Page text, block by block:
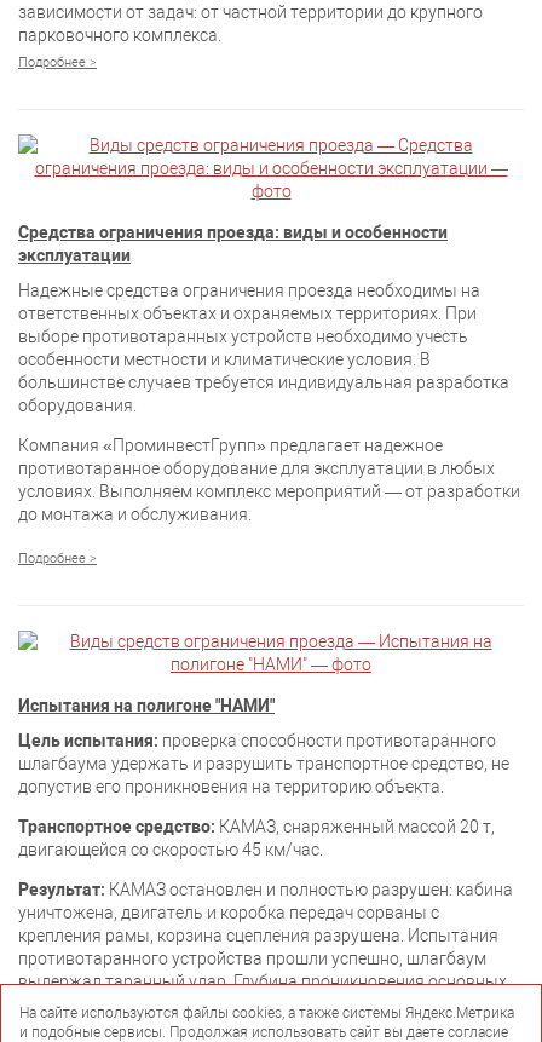
зависимости от задач: от частной территории до крупного
парковочного комплекса.
Подробнее >
Средства ограничения проезда: виды и особенности
эксплуатации
Надежные средства ограничения проезда необходимы на
ответственных объектах и охраняемых территориях. При
выборе противотаранных устройств необходимо учесть
особенности местности и климатические условия. В
большинстве случаев требуется индивидуальная разработка
оборудования.
Компания «ПроминвестГрупп» предлагает надежное
противотаранное оборудование для эксплуатации в любых
условиях. Выполняем комплекс мероприятий — от разработки
до монтажа и обслуживания.
Подробнее >
Испытания на полигоне "НАМИ"
Цель испытания: проверка способности противотаранного
шлагбаума удержать и разрушить транспортное средство, не
допустив его проникновения на территорию объекта.
Транспортное средство: КАМАЗ, снаряженный массой 20 т,
двигающейся со скоростью 45 км/час.
Результат: КАМАЗ остановлен и полностью разрушен: кабина
уничтожена, двигатель и коробка передач сорваны с
крепления рамы, корзина сцепления разрушена. Испытания
противотаранного устройства прошли успешно, шлагбаум
выдержал таранный удар. Глубина проникновения основных
деталей транспортного средства не превысила 3х метров.
На сайте используются файлы cookies, а также системы Яндекс.Метрика
и подобные сервисы. Продолжая использовать сайт вы даете согласие